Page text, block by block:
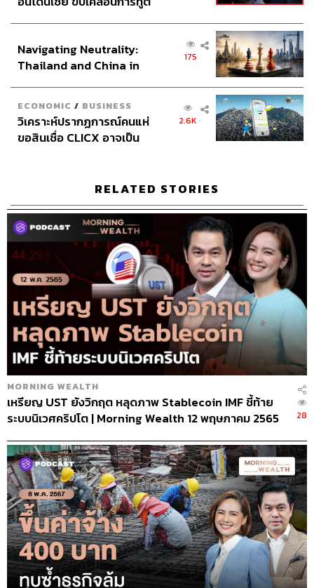
อินโดนีเซีย
Navigating Neutrality:
Thailand and China in
175
ECONOMIC / BUSINESS
วิเคราะห์ปรากฏการณ์คนแห่
ขอสินเชื่อ CLICX อาจเป็น
2.6K
RELATED STORIES
MORNING WEALTH
เหรียญ UST ยังวิกฤต หลุดภาพ Stablecoin IMF ชี้ท้าย
ระบบนิเวศคริปโต | Morning Wealth 12 พฤษภาคม 2565
28